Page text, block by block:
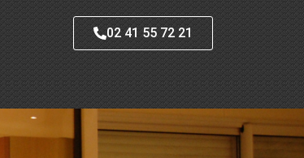
02 41 55 72 21